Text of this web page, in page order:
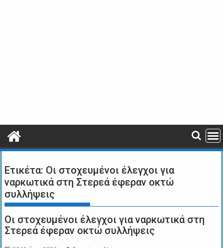
Ετικέτα: Οι στοχευμένοι έλεγχοι για
ναρκωτικά στη Στερεά έφεραν οκτώ
συλλήψεις
Οι στοχευμένοι έλεγχοι για ναρκωτικά στη
Στερεά έφεραν οκτώ συλλήψεις